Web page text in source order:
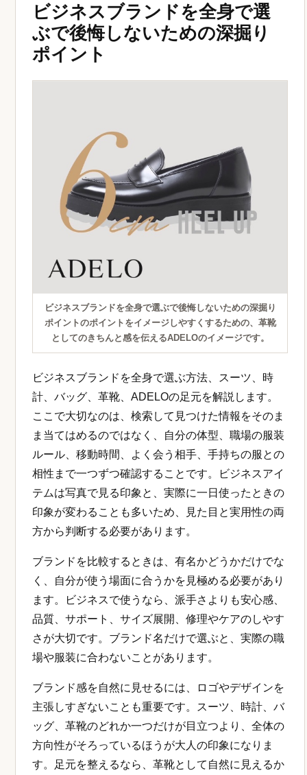
ビジネスブランドを全身で選
ぶで後悔しないための深掘り
ポイント
ビジネスブランドを全身で選ぶで後悔しないための深掘り
ポイントのポイントをイメージしやすくするための、革靴
としてのきちんと感を伝えるADELOのイメージです。
ビジネスブランドを全身で選ぶ方法、スーツ、時
計、バッグ、革靴、ADELOの足元を解説します。
ここで大切なのは、検索して見つけた情報をそのま
ま当てはめるのではなく、自分の体型、職場の服装
ルール、移動時間、よく会う相手、手持ちの服との
相性まで一つずつ確認することです。ビジネスアイ
テムは写真で見る印象と、実際に一日使ったときの
印象が変わることも多いため、見た目と実用性の両
方から判断する必要があります。
ブランドを比較するときは、有名かどうかだけでな
く、自分が使う場面に合うかを見極める必要があり
ます。ビジネスで使うなら、派手さよりも安心感、
品質、サポート、サイズ展開、修理やケアのしやす
さが大切です。ブランド名だけで選ぶと、実際の職
場や服装に合わないことがあります。
ブランド感を自然に見せるには、ロゴやデザインを
主張しすぎないことも重要です。スーツ、時計、バ
ッグ、革靴のどれか一つだけが目立つより、全体の
方向性がそろっているほうが大人の印象になりま
す。足元を整えるなら、革靴として自然に見えるか